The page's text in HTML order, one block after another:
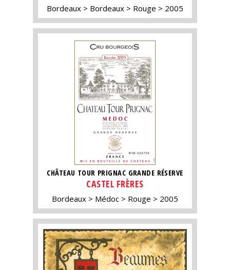
Bordeaux Bordeaux Rouge 2005
CHÂTEAU TOUR PRIGNAC GRANDE RÉSERVE
CASTEL FRÈRES
Bordeaux Médoc Rouge 2005